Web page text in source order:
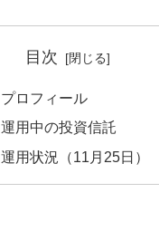
目次
プロフィール
運用中の投資信託
運用状況（11月25日）